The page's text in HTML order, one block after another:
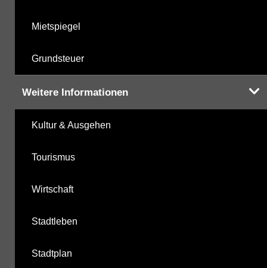
Mietspiegel
Grundsteuer
Weitere Informationen
Kultur & Ausgehen
Tourismus
Wirtschaft
Stadtleben
Stadtplan